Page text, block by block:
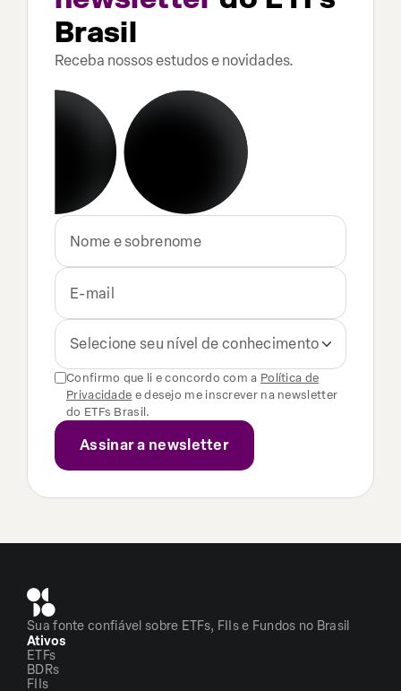
Brasil
Receba nossos estudos e novidades.
Selecione seu nível de conhecimento
Confirmo que li e concordo com a Política de
Privacidade e desejo me inscrever na newsletter
do ETFs Brasil.
Sua fonte confiável sobre ETFs, FIIs e Fundos no Brasil
Ativos
ETFs
BDRs
FIIs